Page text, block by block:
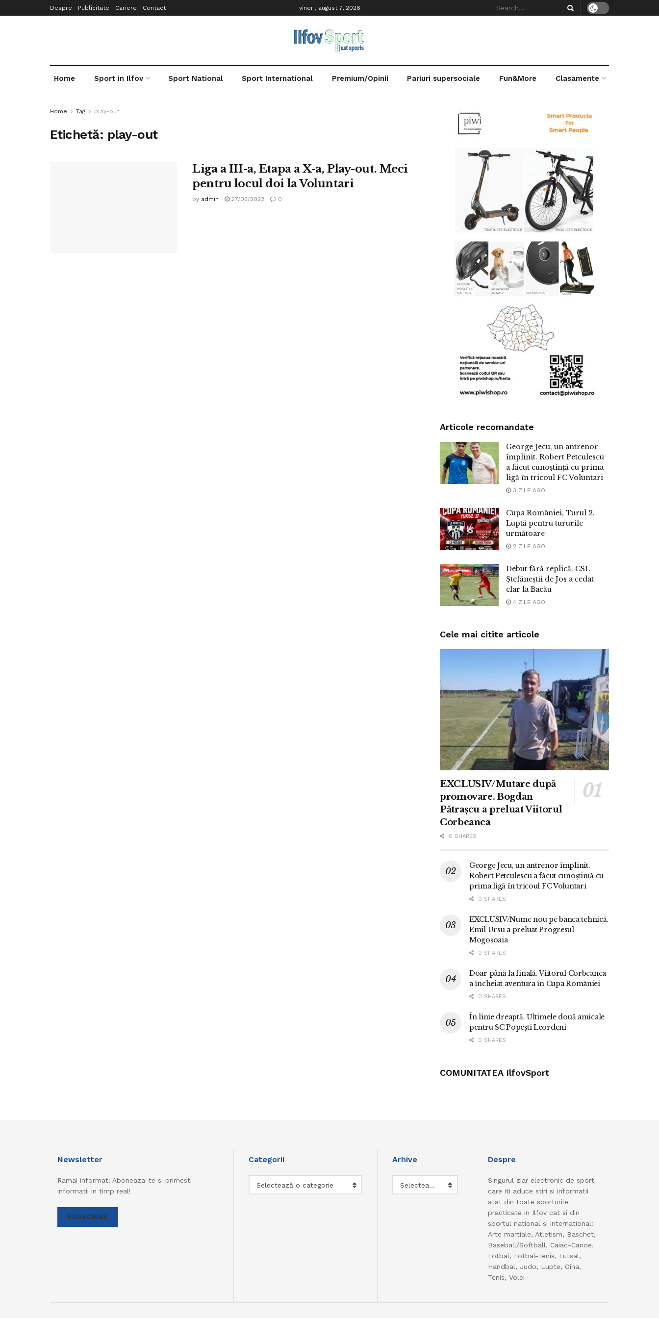
Despre Publicitate Cariere Contact vineri, august 7, 2026
Home Sport in Ilfov Sport National Sport International Premium/Opinii Pariuri supersociale Fun&More Clasamente
Home Tag play-out
Etichetă: play-out
Liga a III-a, Etapa a X-a, Play-out. Meci
pentru locul doi la Voluntari
by admin 27/05/2022 0
Articole recomandate
George Jecu, un antrenor
împlinit. Robert Petculescu
a făcut cunoștință cu prima
ligă în tricoul FC Voluntari
3 ZILE AGO
Cupa României, Turul 2.
Luptă pentru tururile
următoare
2 ZILE AGO
Debut fără replică. CSL
Ștefăneștii de Jos a cedat
clar la Bacău
4 ZILE AGO
Cele mai citite articole
EXCLUSIV/Mutare după
promovare. Bogdan
Pătrașcu a preluat Viitorul
Corbeanca
0 SHARES
George Jecu, un antrenor împlinit.
Robert Petculescu a făcut cunoștință cu
prima ligă în tricoul FC Voluntari
0 SHARES
EXCLUSIV/Nume nou pe banca tehnică.
Emil Ursu a preluat Progresul
Mogoșoaia
0 SHARES
Doar până la finală. Viitorul Corbeanca
a încheiat aventura în Cupa României
0 SHARES
În linie dreaptă. Ultimele două amicale
pentru SC Popești Leordeni
0 SHARES
COMUNITATEA IlfovSport
Newsletter
Ramai informat! Aboneaza-te si primesti
informatii in timp real!
SUBSCRIBE
Categorii
Selectează o categorie
Arhive
Selectează luna
Despre
Singurul ziar electronic de sport
care iti aduce stiri si informatii
atat din toate sporturile
practicate in Ilfov cat si din
sportul national si international:
Arte martiale, Atletism, Baschet,
Baseball/Softball, Caiac-Canoe,
Fotbal, Fotbal-Tenis, Futsal,
Handbal, Judo, Lupte, Oina,
Tenis, Volei